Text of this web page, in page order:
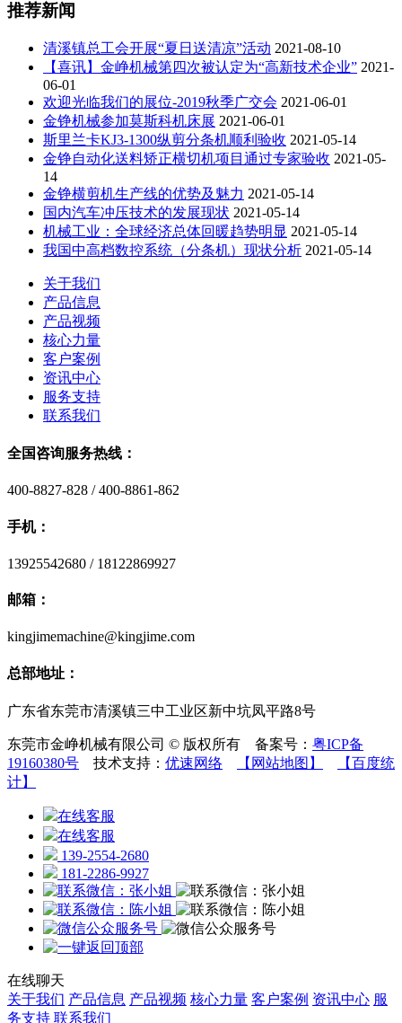
推荐新闻
清溪镇总工会开展“夏日送清凉”活动 2021-08-10
【喜讯】金峥机械第四次被认定为“高新技术企业” 2021-
06-01
欢迎光临我们的展位-2019秋季广交会 2021-06-01
金铮机械参加莫斯科机床展 2021-06-01
斯里兰卡KJ3-1300纵剪分条机顺利验收 2021-05-14
金铮自动化送料矫正横切机项目通过专家验收 2021-05-
14
金铮横剪机生产线的优势及魅力 2021-05-14
国内汽车冲压技术的发展现状 2021-05-14
机械工业：全球经济总体回暖趋势明显 2021-05-14
我国中高档数控系统（分条机）现状分析 2021-05-14
关于我们
产品信息
产品视频
核心力量
客户案例
资讯中心
服务支持
联系我们
全国咨询服务热线：
400-8827-828 / 400-8861-862
手机：
13925542680 / 18122869927
邮箱：
kingjimemachine@kingjime.com
总部地址：
广东省东莞市清溪镇三中工业区新中坑凤平路8号
东莞市金峥机械有限公司 © 版权所有 备案号： 粤ICP备
19160380号 技术支持： 优速网络 【网站地图】
【百度统
计】
在线客服
在线客服
139-2554-2680
181-2286-9927
在线聊天
关于我们 产品信息 产品视频 核心力量 客户案例 资讯中心 服
务支持 联系我们